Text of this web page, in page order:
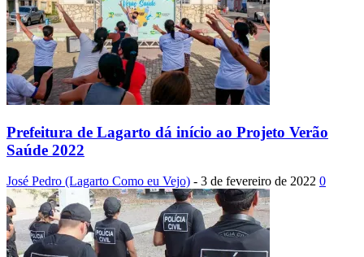
Prefeitura de Lagarto dá início ao Projeto Verão
Saúde 2022
José Pedro (Lagarto Como eu Vejo) - 3 de fevereiro de 2022 0